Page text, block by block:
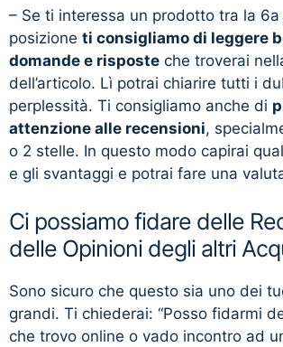
– Se ti interessa un prodotto tra la 6a
posizione ti consigliamo di leggere
domande e risposte che troverai
dell’articolo. Lì potrai chiarire tutti i
perplessità. Ti consigliamo anche di
attenzione alle recensioni,
o 2 stelle. In questo modo capirai
e gli svantaggi e potrai fare una
Ci possiamo fidare delle
delle Opinioni degli altri
Sono sicuro che questo sia uno dei
grandi. Ti chiederai: “Posso fidarmi
che trovo online o vado incontro ad